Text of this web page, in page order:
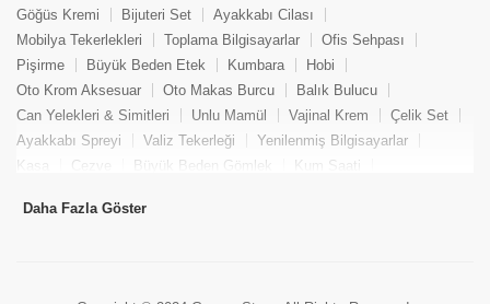
Göğüs Kremi
Bijuteri Set
Ayakkabı Cilası
Mobilya Tekerlekleri
Toplama Bilgisayarlar
Ofis Sehpası
Pişirme
Büyük Beden Etek Kumbara
Hobi
Oto Krom Aksesuar
Oto Makas Burcu
Balık Bulucu
Can Yelekleri & Simitleri
Unlu Mamül Vajinal Krem
Çelik Set
Ayakkabı Spreyi
Valiz Tekerleği
Yenilenmiş Bilgisayarlar
Kasa
Cezve Büyük Beden Gömlek
Kum Saati
Tekne Bağlama & Demirleme
Daha Fazla Göster